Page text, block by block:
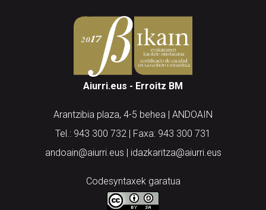
Aiurri.eus - Erroitz BM
Arantzibia plaza, 4-5 behea | ANDOAIN
Tel.: 943 300 732 | Faxa: 943 300 731
andoain@aiurri.eus | idazkaritza@aiurri.eus
Codesyntaxek garatua